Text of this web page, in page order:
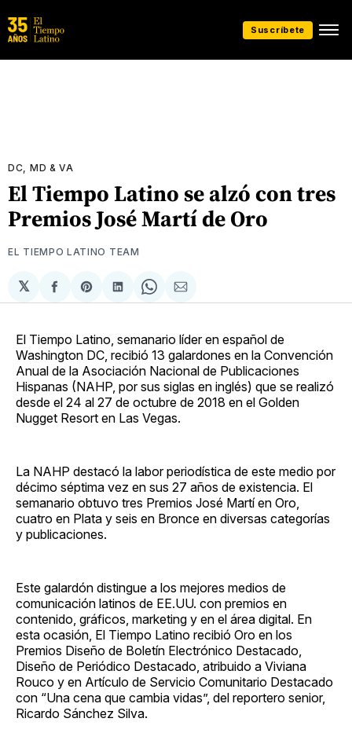
Suscríbete
DC, MD & VA
El Tiempo Latino se alzó con tres
Premios José Martí de Oro
EL TIEMPO LATINO TEAM
𝕏
Compartir
en
Share
on
Compartir
en
Share
on
Compartir
via
El Tiempo Latino, semanario líder en español de
Washington DC, recibió 13 galardones en la Convención
Anual de la Asociación Nacional de Publicaciones
Hispanas (NAHP, por sus siglas en inglés) que se realizó
desde el 24 al 27 de octubre de 2018 en el Golden
Nugget Resort en Las Vegas.
La NAHP destacó la labor periodística de este medio por
décimo séptima vez en sus 27 años de existencia. El
semanario obtuvo tres Premios José Martí en Oro,
cuatro en Plata y seis en Bronce en diversas categorías
y publicaciones.
Este galardón distingue a los mejores medios de
comunicación latinos de EE.UU. con premios en
contenido, gráficos, marketing y en el área digital. En
esta ocasión, El Tiempo Latino recibió Oro en los
Premios Diseño de Boletín Electrónico Destacado,
Diseño de Periódico Destacado, atribuido a Viviana
Rouco y en Artículo de Servicio Comunitario Destacado
con “Una cena que cambia vidas”, del reportero senior,
Ricardo Sánchez Silva.